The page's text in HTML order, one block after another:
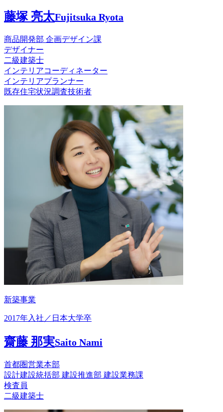
藤塚 亮太Fujitsuka Ryota
商品開発部 企画デザイン課
デザイナー
二級建築士
インテリアコーディネーター
インテリアプランナー
既存住宅状況調査技術者
新築事業
2017年入社／日本大学卒
齋藤 那実Saito Nami
首都圏営業本部
設計建設統括部 建設推進部 建設業務課
検査員
二級建築士